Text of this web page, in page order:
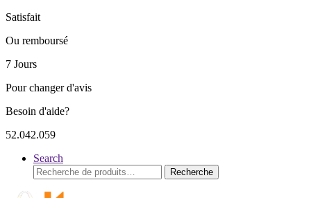
Satisfait
Ou remboursé
7 Jours
Pour changer d'avis
Besoin d'aide?
52.042.059
Search
Recherche
pour :
Recherche